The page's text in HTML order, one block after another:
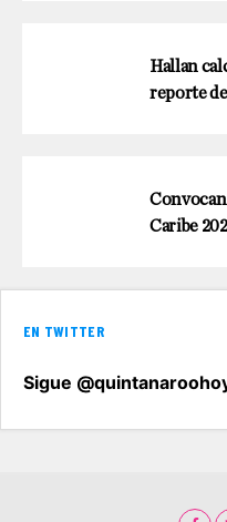
Hallan
reporte
Convocan
Caribe
EN TWITTER
Sigue